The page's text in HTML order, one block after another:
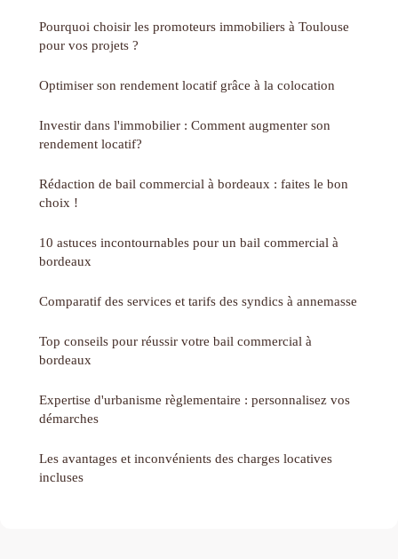
Pourquoi choisir les promoteurs immobiliers à Toulouse
pour vos projets ?
Optimiser son rendement locatif grâce à la colocation
Investir dans l'immobilier : Comment augmenter son
rendement locatif?
Rédaction de bail commercial à bordeaux : faites le bon
choix !
10 astuces incontournables pour un bail commercial à
bordeaux
Comparatif des services et tarifs des syndics à annemasse
Top conseils pour réussir votre bail commercial à
bordeaux
Expertise d'urbanisme règlementaire : personnalisez vos
démarches
Les avantages et inconvénients des charges locatives
incluses